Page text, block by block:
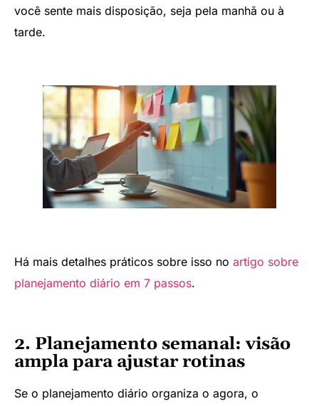
você sente mais disposição, seja pela manhã ou à
tarde.
Há mais detalhes práticos sobre isso no artigo sobre
planejamento diário em 7 passos.
2. Planejamento semanal: visão
ampla para ajustar rotinas
Se o planejamento diário organiza o agora, o